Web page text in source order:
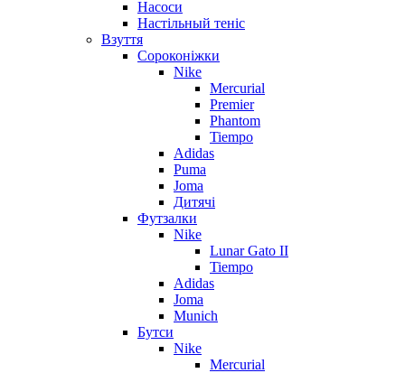
Насоси
Настільный теніс
Взуття
Сороконіжки
Nike
Mercurial
Premier
Phantom
Tiempo
Adidas
Puma
Joma
Дитячі
Футзалки
Nike
Lunar Gato II
Tiempo
Adidas
Joma
Munich
Бутси
Nike
Mercurial